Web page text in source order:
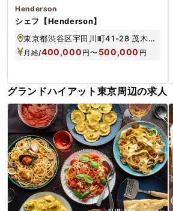
Henderson
シェフ【Henderson】
東京都渋谷区宇田川町41-28 茂木ビル101
月給/400,000 円〜 500,000 円
グランドハイアット東京周辺の求人